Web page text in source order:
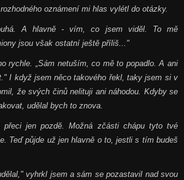
oznámení mi hlas vylétl do otázky.
A hlavně - vím, co jsem viděl. To mě
jsou však ostatní ještě příliš..."
rychle. „Sám netuším, co mě to popadlo. A ani
I když jsem něco takového řekl, taky jsem si v
že svých činů nelituji ani náhodou. Kdyby se
udělal bych to znova.
jen pozdě. Možná zčásti chápu tyto tvé
Teď půjde už jen hlavně o to, jestli s tím budeš
vyhrkl jsem a sám se pozastavil nad svou